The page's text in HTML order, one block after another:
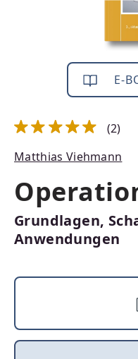
E-
(2)
Matthias Viehmann
Grundlagen,
Anwendungen